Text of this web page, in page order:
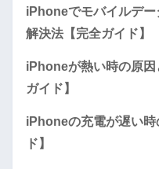
iPhoneでモバイルデー
解決法【完全ガイド】
iPhoneが熱い時の原
ガイド】
iPhoneの充電が遅い時
ド】